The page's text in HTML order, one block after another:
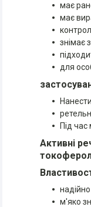
має
має
знімає
для
Під
Активні
м'яко